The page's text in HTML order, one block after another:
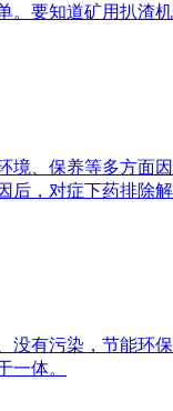
要知道矿用扒
、保养等多方
，对症下药排
有污染，节能
一体。